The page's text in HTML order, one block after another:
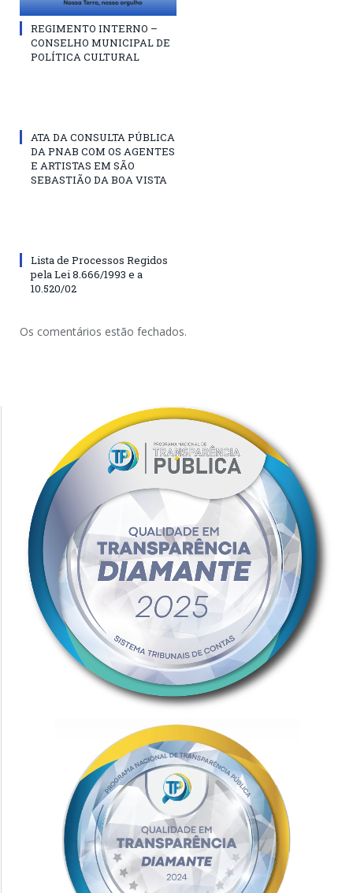
REGIMENTO INTERNO –
CONSELHO MUNICIPAL DE
POLÍTICA CULTURAL
ATA DA CONSULTA PÚBLICA
DA PNAB COM OS AGENTES
E ARTISTAS EM SÃO
SEBASTIÃO DA BOA VISTA
Lista de Processos Regidos
pela Lei 8.666/1993 e a
10.520/02
Os comentários estão fechados.